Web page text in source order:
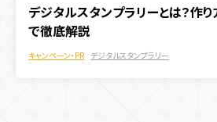
デジタルスタンプラリーとは？作り
で徹底解説
キャンペーン・PR デジタルスタンプラリー